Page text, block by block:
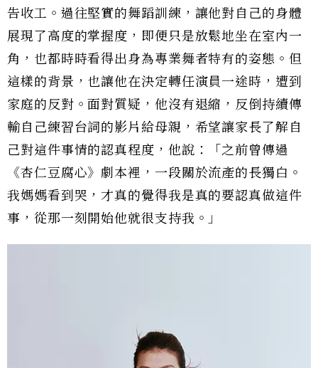
告收工。過往堅實的舞蹈訓練，讓他對自己的身體
展現了高度的掌握度，即便只是放鬆地坐在室內一
角，也都時時看得出身為專業舞者特有的姿態。但
這樣的背景，也讓他在決定轉任演員一途時，遭到
家庭的反對。面對質疑，他沒有退縮，反倒持續傳
輸自己練習台詞的影片給母親，希望讓家長了解自
己對這件事情的認真程度，他說：「之前曾傳過
《杏仁豆腐心》劇本裡，一段關於流產的長獨白。
我媽媽看到哭，才真的覺得我是真的要認真做這件
事，從那一刻開始他就很支持我。」